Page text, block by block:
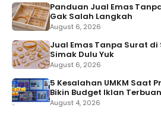
Panduan Jual Emas
Gak Salah Langkah
August 6, 2026
Jual Emas Tanpa Surat di
Simak Dulu Yuk
August 6, 2026
5 Kesalahan UMKM Saat
Bikin Budget Iklan
August 4, 2026